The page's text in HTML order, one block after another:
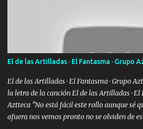
Ando en la colonia bien acelerado traigo un
fallado para mi compadre mandó un fuerte
Especial sabe que lo apreciamos En los
tomando con mujeres hermosas y botellas
bien cuidado bien atrabancado y a los que
lo que hablo Entre lob...
El de las Artilladas · El Fantasma · Grupo
El de las Artilladas · El Fantasma · Grupo
la letra de la canción El de las Artilladas · El
Aztteca "No está fácil este rollo aunque sé
afuera nos vemos pronto no se olviden de